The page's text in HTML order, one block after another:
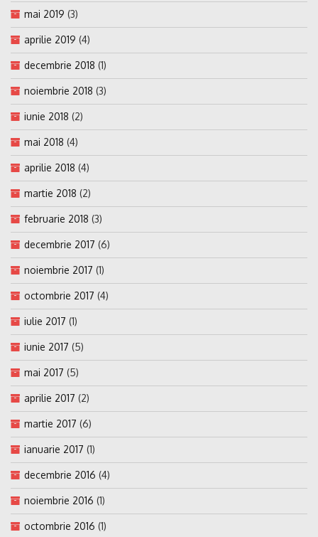
mai 2019 (3)
aprilie 2019 (4)
decembrie 2018 (1)
noiembrie 2018 (3)
iunie 2018 (2)
mai 2018 (4)
aprilie 2018 (4)
martie 2018 (2)
februarie 2018 (3)
decembrie 2017 (6)
noiembrie 2017 (1)
octombrie 2017 (4)
iulie 2017 (1)
iunie 2017 (5)
mai 2017 (5)
aprilie 2017 (2)
martie 2017 (6)
ianuarie 2017 (1)
decembrie 2016 (4)
noiembrie 2016 (1)
octombrie 2016 (1)